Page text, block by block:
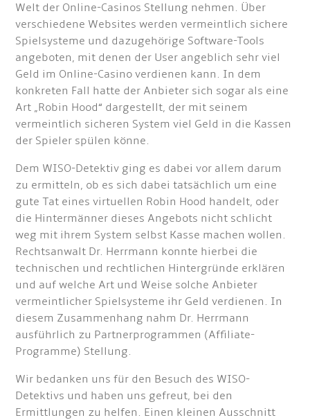
Welt der Online-Casinos Stellung nehmen. Über
verschiedene Websites werden vermeintlich sichere
Spielsysteme und dazugehörige Software-Tools
angeboten, mit denen der User angeblich sehr viel
Geld im Online-Casino verdienen kann. In dem
konkreten Fall hatte der Anbieter sich sogar als eine
Art „Robin Hood“ dargestellt, der mit seinem
vermeintlich sicheren System viel Geld in die Kassen
der Spieler spülen könne.
Dem WISO-Detektiv ging es dabei vor allem darum
zu ermitteln, ob es sich dabei tatsächlich um eine
gute Tat eines virtuellen Robin Hood handelt, oder
die Hintermänner dieses Angebots nicht schlicht
weg mit ihrem System selbst Kasse machen wollen.
Rechtsanwalt Dr. Herrmann konnte hierbei die
technischen und rechtlichen Hintergründe erklären
und auf welche Art und Weise solche Anbieter
vermeintlicher Spielsysteme ihr Geld verdienen. In
diesem Zusammenhang nahm Dr. Herrmann
ausführlich zu Partnerprogrammen (Affiliate-
Programme) Stellung.
Wir bedanken uns für den Besuch des WISO-
Detektivs und haben uns gefreut, bei den
Ermittlungen zu helfen. Einen kleinen Ausschnitt